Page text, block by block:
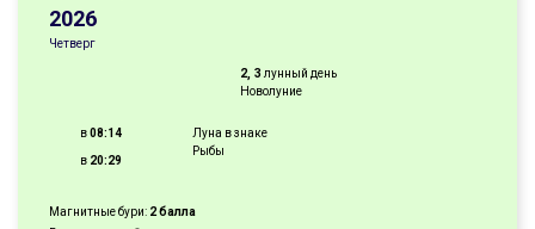
2026
Четверг
2, 3 лунный день
Новолуние
в08:14
в 20:29
Луна в знаке
Рыбы
Магнитные бури: 2 балла